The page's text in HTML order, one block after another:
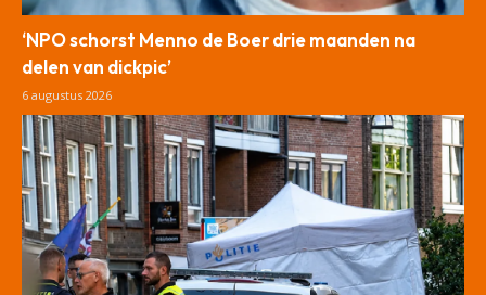
‘NPO schorst Menno de Boer drie maanden na
delen van dickpic’
6 augustus 2026